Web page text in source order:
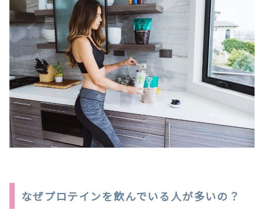
なぜプロテインを飲んでいる人が多いの？